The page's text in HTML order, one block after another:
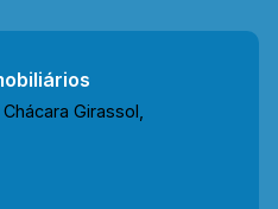
Girassol,